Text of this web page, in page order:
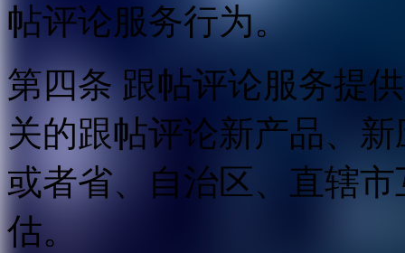
帖评论服务行为。
第四条 跟帖评论服务提
关的跟帖评论新产品、
或者省、自治区、直辖
估。